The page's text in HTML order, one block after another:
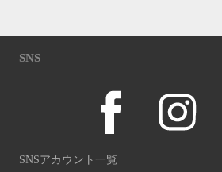
SNS
SNSアカウント一覧